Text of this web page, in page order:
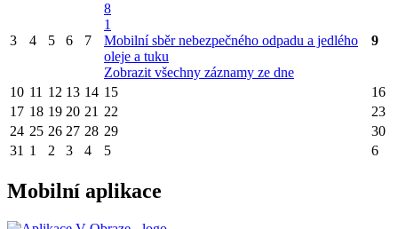
3 4 5 6 7
8
1
Mobilní sběr nebezpečného odpadu a jedlého
oleje a tuku
Zobrazit všechny záznamy ze dne
9
10 11 12 13 14 15
16
17 18 19 20 21 22
23
24 25 26 27 28 29
30
31 1 2 3 4 5 6
Mobilní aplikace